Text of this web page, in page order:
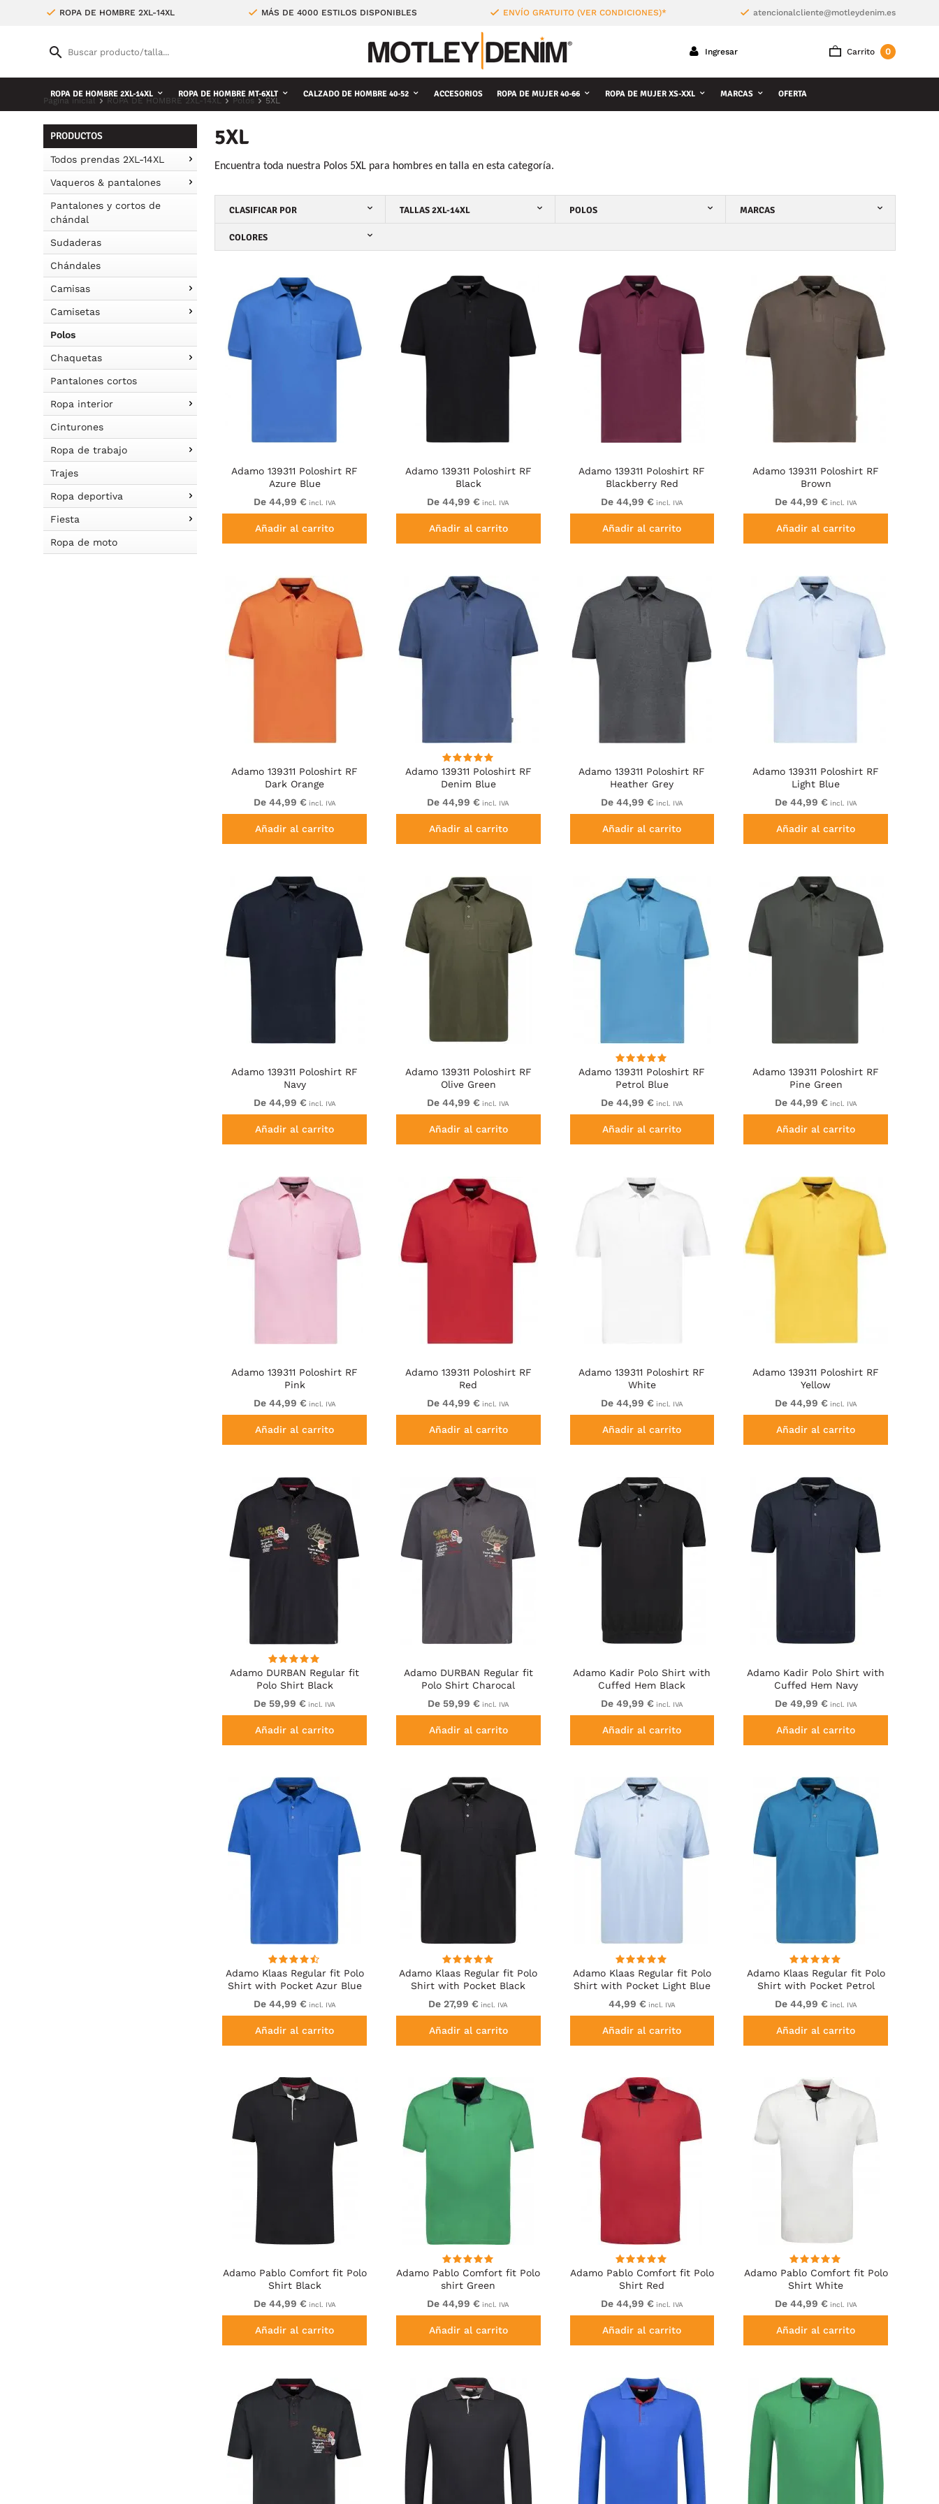
ROPA DE HOMBRE 2XL-14XL MÁS DE 4000 ESTILOS DISPONIBLES ENVÍO GRATUITO (VER CONDICIONES)* atencionalcliente@motleydenim.es
Carrito 0
Ingresar
ROPA DE HOMBRE 2XL-14XL ROPA DE HOMBRE MT-6XLT CALZADO DE HOMBRE 40-52 ACCESORIOS ROPA DE MUJER 40-66 ROPA DE MUJER XS-XXL MARCAS OFERTA
Página inicial ROPA DE HOMBRE 2XL-14XL Polos 5XL
PRODUCTOS
Todos prendas 2XL-14XL
Vaqueros & pantalones
Pantalones y cortos de
chándal
Sudaderas
Chándales
Camisas
Camisetas
Polos
Chaquetas
Pantalones cortos
Ropa interior
Cinturones
Ropa de trabajo
Trajes
Ropa deportiva
Fiesta
Ropa de moto
5XL
Encuentra toda nuestra Polos 5XL para hombres en talla en esta categoría.
CLASIFICAR POR TALLAS 2XL-14XL POLOS MARCAS
COLORES
Adamo 139311 Poloshirt RF
Azure Blue
De 44,99 € incl. IVA
Añadir al carrito
Adamo 139311 Poloshirt RF
Black
De 44,99 € incl. IVA
Añadir al carrito
Adamo 139311 Poloshirt RF
Blackberry Red
De 44,99 € incl. IVA
Añadir al carrito
Adamo 139311 Poloshirt RF
Brown
De 44,99 € incl. IVA
Añadir al carrito
Adamo 139311 Poloshirt RF
Dark Orange
De 44,99 € incl. IVA
Añadir al carrito
Adamo 139311 Poloshirt RF
Denim Blue
De 44,99 € incl. IVA
Añadir al carrito
Adamo 139311 Poloshirt RF
Heather Grey
De 44,99 € incl. IVA
Añadir al carrito
Adamo 139311 Poloshirt RF
Light Blue
De 44,99 € incl. IVA
Añadir al carrito
Adamo 139311 Poloshirt RF
Navy
De 44,99 € incl. IVA
Añadir al carrito
Adamo 139311 Poloshirt RF
Olive Green
De 44,99 € incl. IVA
Añadir al carrito
Adamo 139311 Poloshirt RF
Petrol Blue
De 44,99 € incl. IVA
Añadir al carrito
Adamo 139311 Poloshirt RF
Pine Green
De 44,99 € incl. IVA
Añadir al carrito
Adamo 139311 Poloshirt RF
Pink
De 44,99 € incl. IVA
Añadir al carrito
Adamo 139311 Poloshirt RF
Red
De 44,99 € incl. IVA
Añadir al carrito
Adamo 139311 Poloshirt RF
White
De 44,99 € incl. IVA
Añadir al carrito
Adamo 139311 Poloshirt RF
Yellow
De 44,99 € incl. IVA
Añadir al carrito
Adamo DURBAN Regular fit
Polo Shirt Black
De 59,99 € incl. IVA
Añadir al carrito
Adamo DURBAN Regular fit
Polo Shirt Charocal
De 59,99 € incl. IVA
Añadir al carrito
Adamo Kadir Polo Shirt with
Cuffed Hem Black
De 49,99 € incl. IVA
Añadir al carrito
Adamo Kadir Polo Shirt with
Cuffed Hem Navy
De 49,99 € incl. IVA
Añadir al carrito
Adamo Klaas Regular fit Polo
Shirt with Pocket Azur Blue
De 44,99 € incl. IVA
Añadir al carrito
Adamo Klaas Regular fit Polo
Shirt with Pocket Black
De 27,99 € incl. IVA
Añadir al carrito
Adamo Klaas Regular fit Polo
Shirt with Pocket Light Blue
44,99 € incl. IVA
Añadir al carrito
Adamo Klaas Regular fit Polo
Shirt with Pocket Petrol
De 44,99 € incl. IVA
Añadir al carrito
Adamo Pablo Comfort fit Polo
Shirt Black
De 44,99 € incl. IVA
Añadir al carrito
Adamo Pablo Comfort fit Polo
shirt Green
De 44,99 € incl. IVA
Añadir al carrito
Adamo Pablo Comfort fit Polo
Shirt Red
De 44,99 € incl. IVA
Añadir al carrito
Adamo Pablo Comfort fit Polo
Shirt White
De 44,99 € incl. IVA
Añadir al carrito